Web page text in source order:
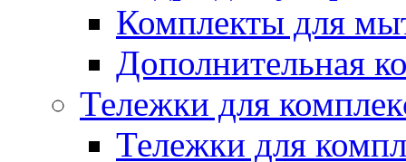
Комплекты для
Дополнительная
Тележки для
Тележки для